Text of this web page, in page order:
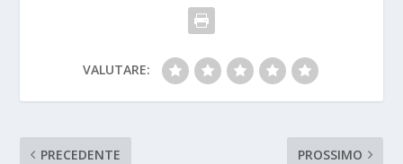
VALUTARE:
PRECEDENTE PROSSIMO